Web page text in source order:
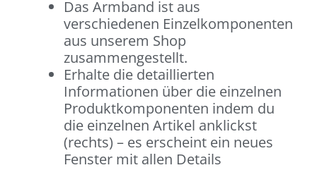
Das Armband ist aus
verschiedenen Einzelkomponenten
aus unserem Shop
zusammengestellt.
Erhalte die detaillierten
Informationen über die einzelnen
Produktkomponenten indem du
die einzelnen Artikel anklickst
(rechts) – es erscheint ein neues
Fenster mit allen Details